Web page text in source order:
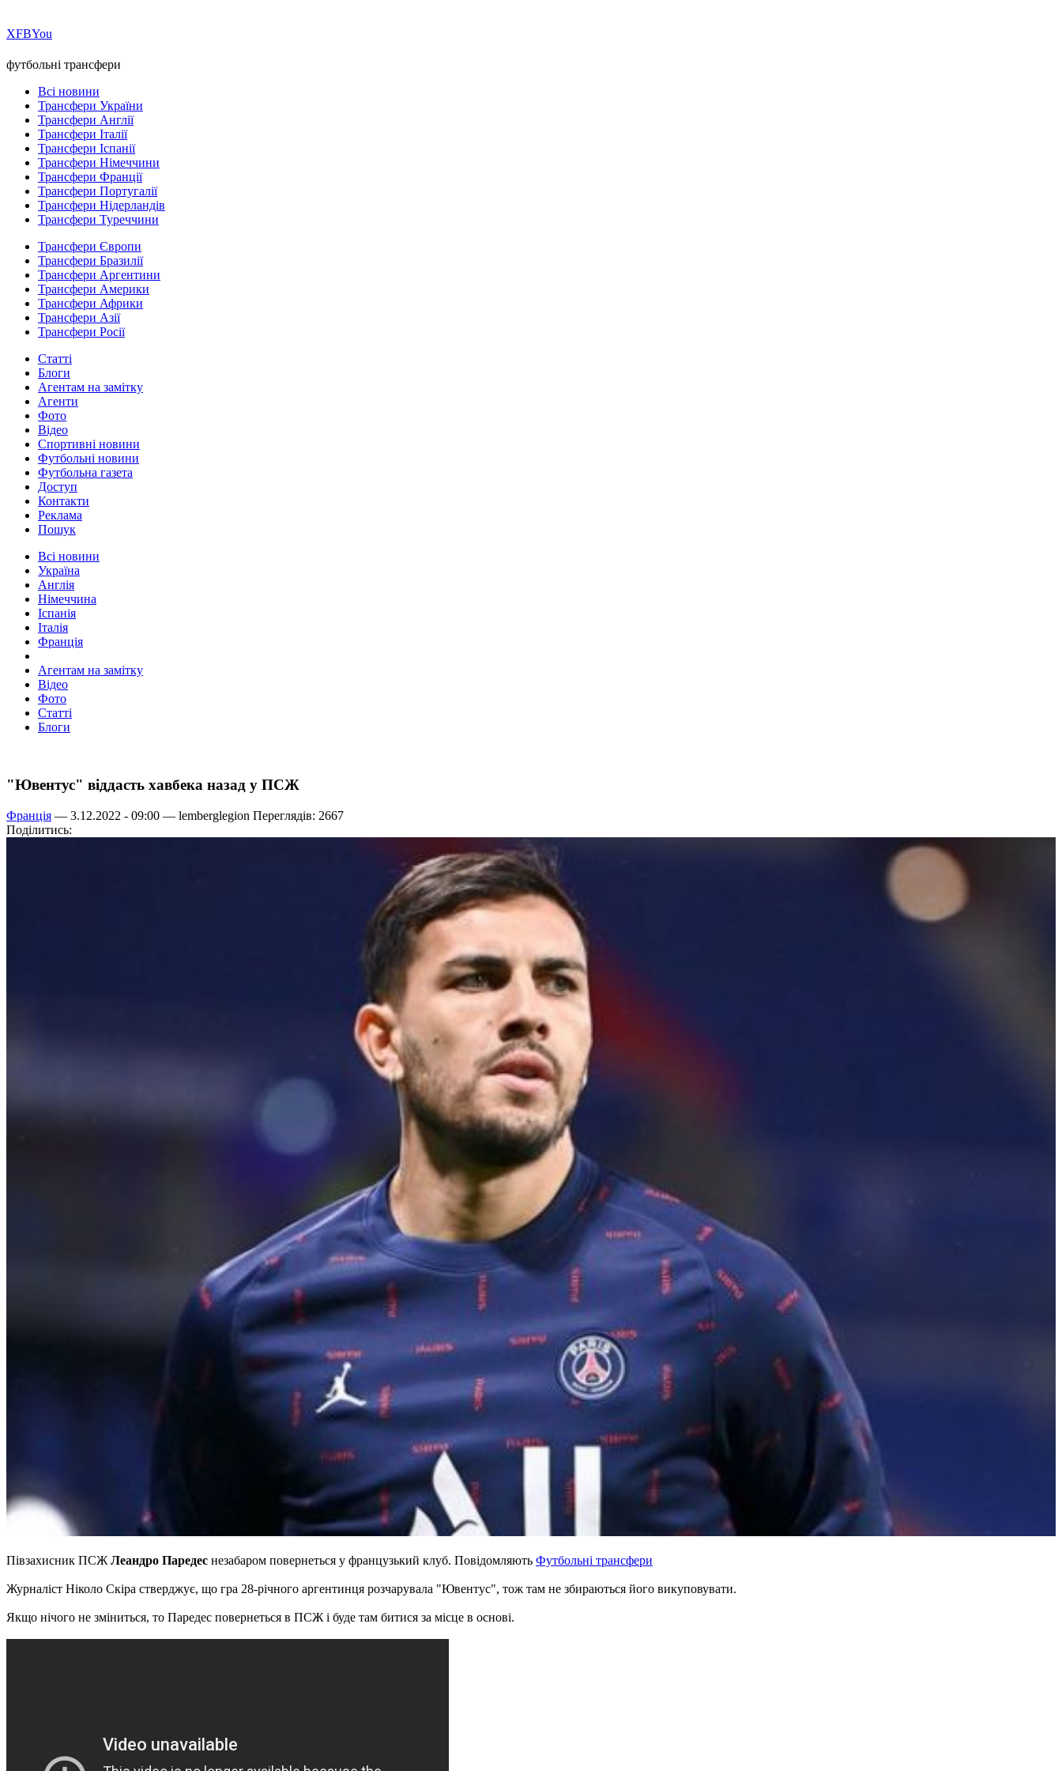
ХFBYou
футбольні трансфери
Всі новини
Трансфери України
Трансфери Англії
Трансфери Італії
Трансфери Іспанії
Трансфери Німеччини
Трансфери Франції
Трансфери Португалії
Трансфери Нідерландів
Трансфери Туреччини
Трансфери Європи
Трансфери Бразилії
Трансфери Аргентини
Трансфери Америки
Трансфери Африки
Трансфери Азії
Трансфери Росії
Статті
Блоги
Агентам на замітку
Агенти
Фото
Відео
Спортивні новини
Футбольні новини
Футбольна газета
Доступ
Контакти
Реклама
Пошук
Всі новини
Україна
Англія
Німеччина
Іспанія
Італія
Франція
Агентам на замітку
Відео
Фото
Статті
Блоги
"Ювентус" віддасть хавбека назад у ПСЖ
Франція — 3.12.2022 - 09:00 — lemberglegion Переглядів: 2667
Поділитись:
Півзахисник ПСЖЛеандро Паредес незабаром повернеться у французький клуб. Повідомляють Футбольні трансфери
Журналіст Ніколо Скіра стверджує, що гра 28-річного аргентинця розчарувала "Ювентус", тож там не збираються його викуповувати.
Якщо нічого не зміниться, то Паредес повернеться в ПСЖ і буде там битися за місце в основі.